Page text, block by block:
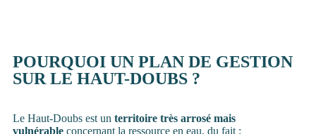
POURQUOI UN PLAN DE GESTION
SUR LE HAUT-DOUBS ?
Le Haut-Doubs est un territoire très arrosé mais
vulnérable concernant la ressource en eau, du fait :